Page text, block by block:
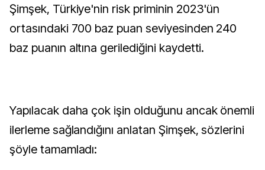
Şimşek, Türkiye'nin risk priminin 2023'ün
ortasındaki 700 baz puan seviyesinden 240
baz puanın altına gerilediğini kaydetti.
Yapılacak daha çok işin olduğunu ancak önemli
ilerleme sağlandığını anlatan Şimşek, sözlerini
şöyle tamamladı: